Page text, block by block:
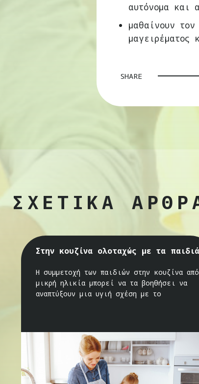
αυτόνομα και
μαθαίνουν
μαγειρέματος
SHARE
ΣΧΕΤΙΚΑ
Στην κουζίνα ολοταχώς με τα παιδιά
Η συμμετοχή των παιδιών στην κουζίνα από
μικρή ηλικία μπορεί να τα βοηθήσει να
αναπτύξουν μια υγιή σχέση με το